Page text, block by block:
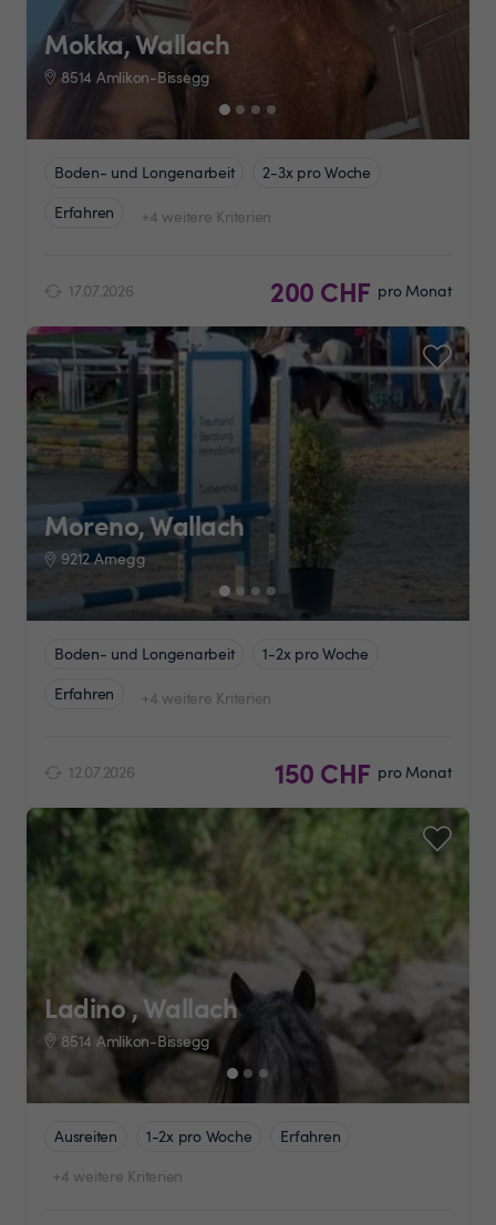
Mokka, Wallach
8514 Amlikon-Bissegg
Boden- und Longenarbeit
2-3x pro Woche
Erfahren
+4 weitere Kriterien
17.07.2026 200 CHF pro Monat
Moreno, Wallach
9212 Arnegg
Boden- und Longenarbeit
1-2x pro Woche
Erfahren
+4 weitere Kriterien
12.07.2026 150 CHF pro Monat
Ladino , Wallach
8514 Amlikon-Bissegg
Ausreiten 1-2x pro Woche
Erfahren
+4 weitere Kriterien